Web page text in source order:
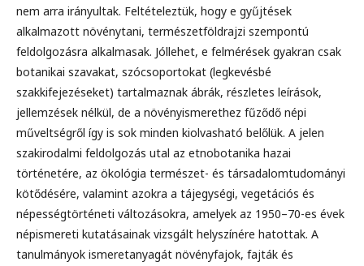
nem arra irányultak. Feltételeztük, hogy e gyűjtések
alkalmazott növénytani, természetföldrajzi szempontú
feldolgozásra alkalmasak. Jóllehet, e felmérések gyakran csak
botanikai szavakat, szócsoportokat (legkevésbé
szakkifejezéseket) tartalmaznak ábrák, részletes leírások,
jellemzések nélkül, de a növényismerethez fűződő népi
műveltségről így is sok minden kiolvasható belőlük. A jelen
szakirodalmi feldolgozás utal az etnobotanika hazai
történetére, az ökológia természet- és társadalomtudományi
kötődésére, valamint azokra a tájegységi, vegetációs és
népességtörténeti változásokra, amelyek az 1950–70-es évek
népismereti kutatásainak vizsgált helyszínére hatottak. A
tanulmányok ismeretanyagát növényfajok, fajták és